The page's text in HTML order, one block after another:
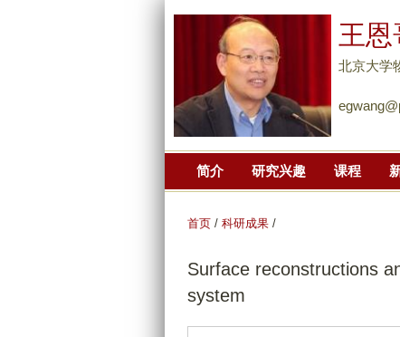
王恩
北京大学
简介 研究兴趣 课程
首页 / 科研成果 /
Surface reconstructions
system